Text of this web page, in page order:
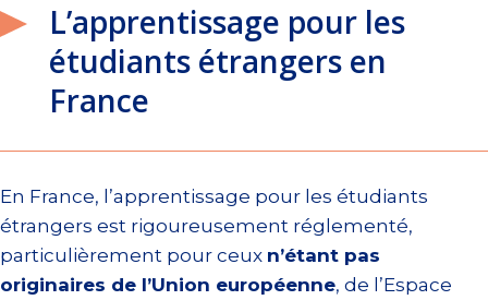
L’apprentissage pour les
étudiants étrangers en
France
En France, l’apprentissage pour les étudiants
étrangers est rigoureusement réglementé,
particulièrement pour ceux n’étant pas
originaires de l’Union européenne, de l’Espace